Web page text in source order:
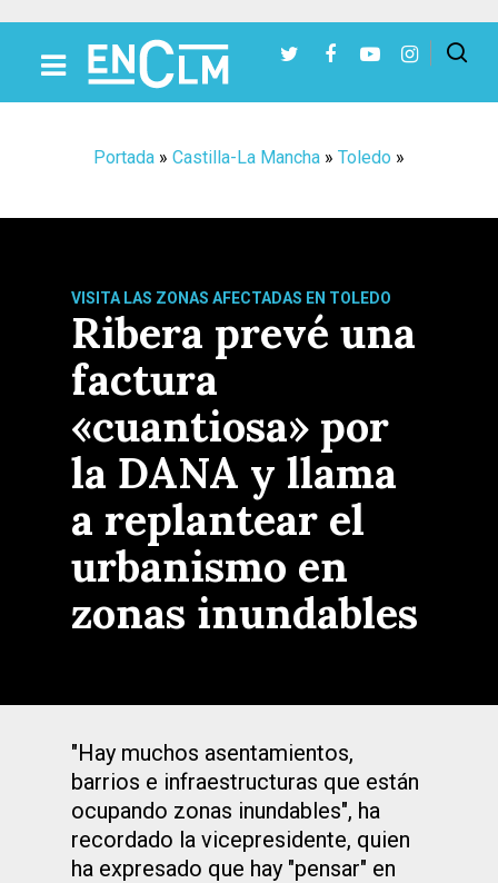
Portada » Castilla-La Mancha » Toledo »
VISITA LAS ZONAS AFECTADAS EN TOLEDO
Ribera prevé una
factura
«cuantiosa» por
la DANA y llama
a replantear el
urbanismo en
zonas inundables
"Hay muchos asentamientos,
barrios e infraestructuras que están
ocupando zonas inundables", ha
recordado la vicepresidente, quien
ha expresado que hay "pensar" en